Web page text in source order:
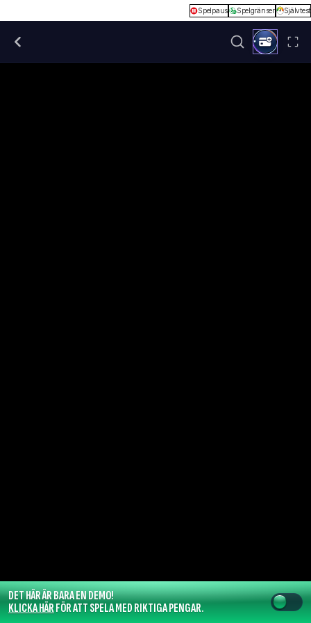
Spelpaus Spelgränser Självtest
DET HÄR ÄR BARA EN DEMO!
KLICKA HÄRFÖR ATT SPELA MED RIKTIGA PENGAR.